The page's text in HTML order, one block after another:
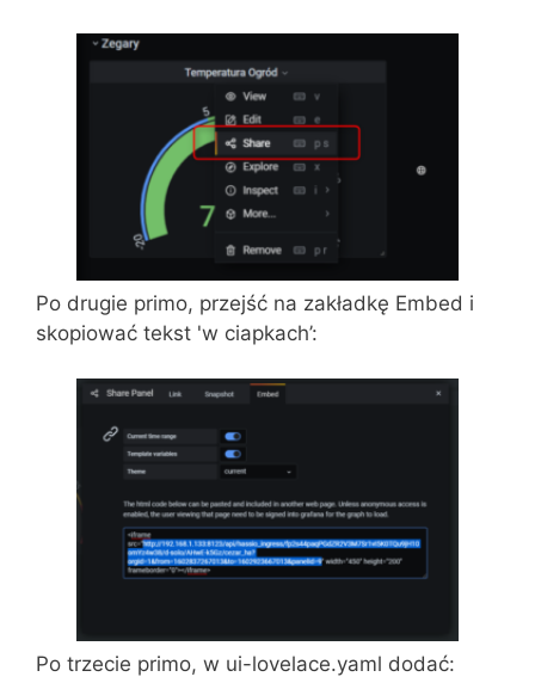
Po drugie primo, przejść na zakładkę Embed i
skopiować tekst 'w ciapkach’:
Po trzecie primo, w ui-lovelace.yaml dodać: